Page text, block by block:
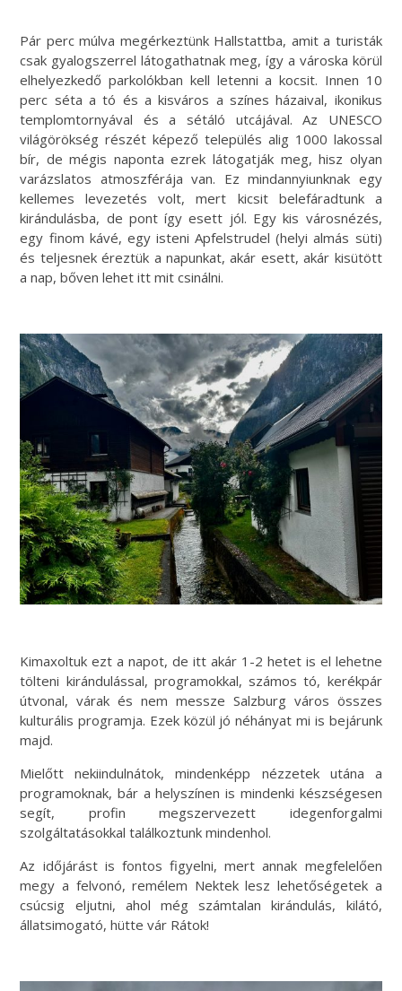
Pár perc múlva megérkeztünk Hallstattba, amit a turisták
csak gyalogszerrel látogathatnak meg, így a városka körül
elhelyezkedő parkolókban kell letenni a kocsit. Innen 10
perc séta a tó és a kisváros a színes házaival, ikonikus
templomtornyával és a sétáló utcájával. Az UNESCO
világörökség részét képező település alig 1000 lakossal
bír, de mégis naponta ezrek látogatják meg, hisz olyan
varázslatos atmoszférája van. Ez mindannyiunknak egy
kellemes levezetés volt, mert kicsit belefáradtunk a
kirándulásba, de pont így esett jól. Egy kis városnézés,
egy finom kávé, egy isteni Apfelstrudel (helyi almás süti)
és teljesnek éreztük a napunkat, akár esett, akár kisütött
a nap, bőven lehet itt mit csinálni.
Kimaxoltuk ezt a napot, de itt akár 1-2 hetet is el lehetne
tölteni kirándulással, programokkal, számos tó, kerékpár
útvonal, várak és nem messze Salzburg város összes
kulturális programja. Ezek közül jó néhányat mi is bejárunk
majd.
Mielőtt nekiindulnátok, mindenképp nézzetek utána a
programoknak, bár a helyszínen is mindenki készségesen
segít, profin megszervezett idegenforgalmi
szolgáltatásokkal találkoztunk mindenhol.
Az időjárást is fontos figyelni, mert annak megfelelően
megy a felvonó, remélem Nektek lesz lehetőségetek a
csúcsig eljutni, ahol még számtalan kirándulás, kilátó,
állatsimogató, hütte vár Rátok!